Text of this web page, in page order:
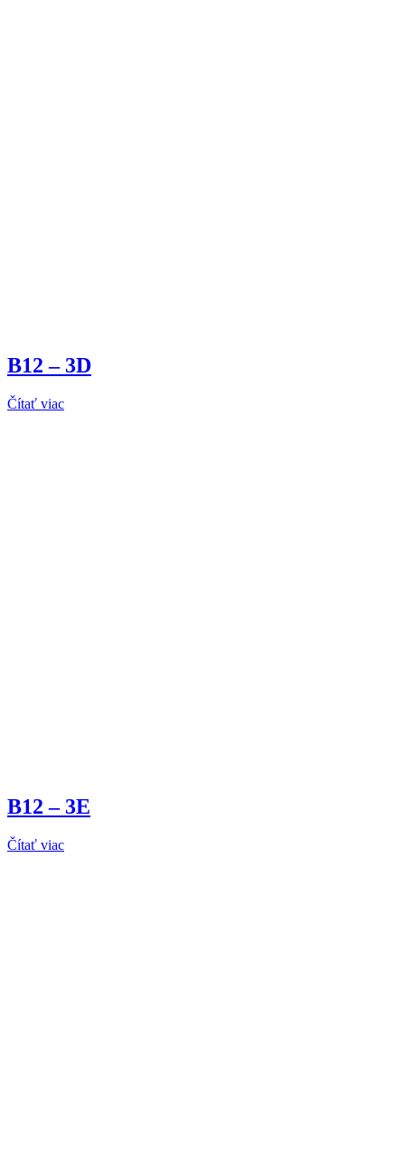
B12 – 3D
Čítať viac
B12 – 3E
Čítať viac